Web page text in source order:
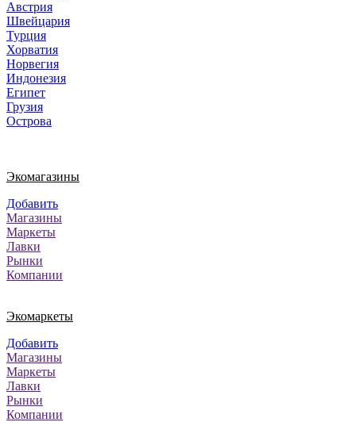
Австрия
Швейцария
Турция
Хорватия
Норвегия
Индонезия
Египет
Грузия
Острова
Экомагазины
Добавить
Магазины
Маркеты
Лавки
Рынки
Компании
Экомаркеты
Добавить
Магазины
Маркеты
Лавки
Рынки
Компании